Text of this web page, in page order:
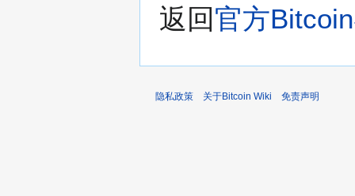
返回官方
隐私政策 关于Bitcoin Wiki 免责声明